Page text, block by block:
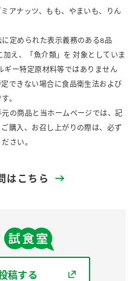
アナッツ、もも、やまいも、りん
定められた表示義務のある8品
え、「魚介類」を 対象としていま
ギー特定原材料等ではありません
できない場合に食品衛生法および
。
の商品と当ホームページでは、記
購入、お召し上がりの際は、必ず
さい。
はこちら
稿する